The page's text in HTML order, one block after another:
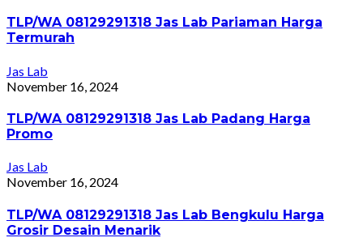
TLP/WA 08129291318 Jas Lab Pariaman Harga
Termurah
Jas Lab
November 16, 2024
TLP/WA 08129291318 Jas Lab Padang Harga
Promo
Jas Lab
November 16, 2024
TLP/WA 08129291318 Jas Lab Bengkulu Harga
Grosir Desain Menarik